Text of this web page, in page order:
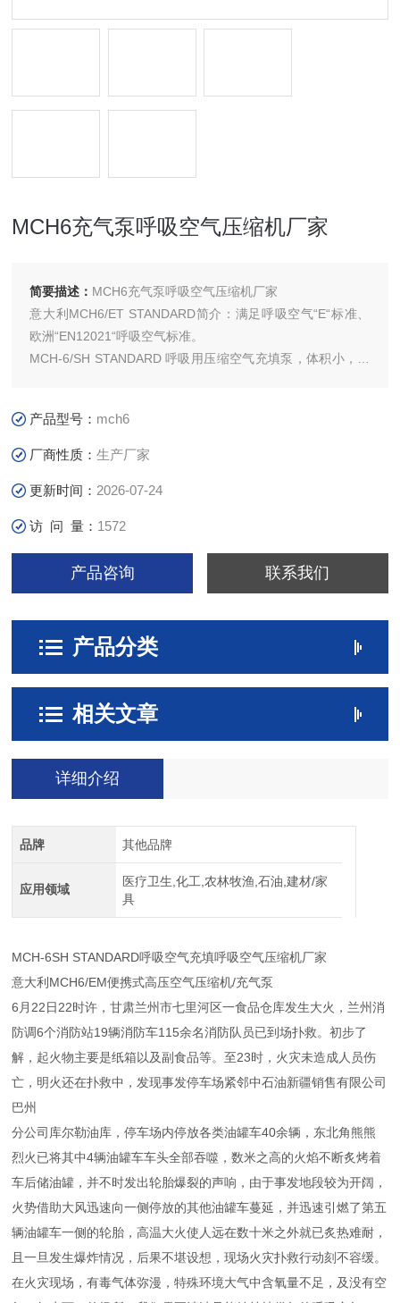
MCH6充气泵呼吸空气压缩机厂家
简要描述： MCH6充气泵呼吸空气压缩机厂家
意大利MCH6/ET STANDARD简介：满足呼吸空气“E“标准、
欧洲“EN12021“呼吸空气标准。
MCH-6/SH STANDARD 呼吸用压缩空气充填泵，体积小，重
免去另接电源的不便。用途：潜水、消防、阀门检漏、航空航
天、电站、石油
产品型号： mch6
厂商性质：生产厂家
更新时间： 2026-07-24
访 问 量： 1572
产品咨询 联系我们
产品分类
相关文章
详细介绍
品牌 其他品牌
应用领域
医疗卫生,化工,农林牧渔,石油,建材/家
具
MCH-6SH STANDARD呼吸空气充填呼吸空气压缩机厂家
意大利MCH6/EM便携式高压空气压缩机/充气泵
6月22日22时许，甘肃兰州市七里河区一食品仓库发生大火，兰州消
防调6个消防站19辆消防车115余名消防队员已到场扑救。初步了
解，起火物主要是纸箱以及副食品等。至23时，火灾未造成人员伤
亡，明火还在扑救中，发现事发停车场紧邻中石油新疆销售有限公司
巴州
分公司库尔勒油库，停车场内停放各类油罐车40余辆，东北角熊熊
烈火已将其中4辆油罐车车头全部吞噬，数米之高的火焰不断炙烤着
车后储油罐，并不时发出轮胎爆裂的声响，由于事发地段较为开阔，
火势借助大风迅速向一侧停放的其他油罐车蔓延，并迅速引燃了第五
辆油罐车一侧的轮胎，高温大火使人远在数十米之外就已炙热难耐，
且一旦发生爆炸情况，后果不堪设想，现场火灾扑救行动刻不容缓。
在火灾现场，有毒气体弥漫，特殊环境大气中含氧量不足，及没有空